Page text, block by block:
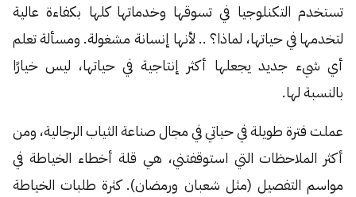
تستخدم التكنلوجيا في تسوقها وخدماتها كلها بكفاءة عالية
لتخدمها في حياتها، لماذا؟ .. لأنها إنسانة مشغولة. ومسألة تعلم
أي شيء جديد يجعلها أكثر إنتاجية في حياتها، ليس خيارًا
بالنسبة لها.
عملت فترة طويلة في حياتي في مجال صناعة الثياب الرجالية، ومن
أكثر الملاحظات التي استوقفتني، هي قلة أخطاء الخياطة في
مواسم التفصيل (مثل شعبان ورمضان). كثرة طلبات الخياطة